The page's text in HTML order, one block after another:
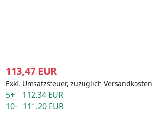
113,47 EUR
Exkl. Umsatzsteuer, zuzüglich Versandkosten
5+ 112.34 EUR
10+ 111.20 EUR